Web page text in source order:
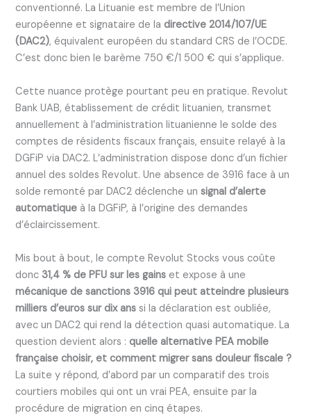
conventionné. La Lituanie est membre de l’Union
européenne et signataire de ladirective 2014/107/UE
(DAC2), équivalent européen du standard CRS de l’OCDE.
C’est donc bien le barème 750 €/1 500 € qui s’applique.
Cette nuance protège pourtant peu en pratique. Revolut
Bank UAB, établissement de crédit lituanien, transmet
annuellement à l’administration lituanienne le solde des
comptes de résidents fiscaux français, ensuite relayé à la
DGFiP via DAC2. L’administration dispose donc d’un fichier
annuel des soldes Revolut. Une absence de 3916 face à un
solde remonté par DAC2 déclenche unsignal d’alerte
automatique à la DGFiP, à l’origine des demandes
d’éclaircissement.
Mis bout à bout, le compte Revolut Stocks vous coûte
donc 31,4 % de PFU sur les gains et expose à une
mécanique de sanctions 3916 qui peut atteindre plusieurs
milliers d’euros sur dix ans si la déclaration est oubliée,
avec un DAC2 qui rend la détection quasi automatique. La
question devient alors :quelle alternative PEA mobile
française choisir, et comment migrer sans douleur fiscale ?
La suite y répond, d’abord par un comparatif des trois
courtiers mobiles qui ont un vrai PEA, ensuite par la
procédure de migration en cinq étapes.